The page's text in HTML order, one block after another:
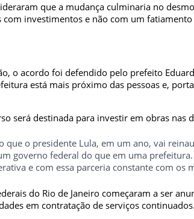
que a mudança culminaria no
investimentos e não com um
o acordo foi defendido pelo prefeito
está mais próximo das pessoas e,
será destinada para investir em obras nas
que o presidente Lula, em um ano, vai
governo federal do que em uma
e com essa parceria constante com os
do Rio de Janeiro começaram a ser
em contratação de serviços continuados.